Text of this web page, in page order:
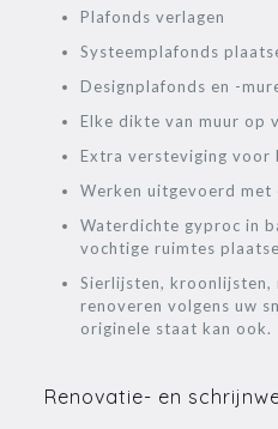
Plafonds verlagen
Systeemplafonds
Designplafonds en -
Elke dikte van muur op
Extra versteviging voor
Werken uitgevoerd met
Waterdichte gyproc in
vochtige ruimtes
Sierlijsten, kroonlijsten,
renoveren volgens uw
originele staat kan ook.
Renovatie- en